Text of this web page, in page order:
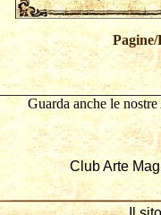
Pagine/
Guarda anche le
Club Arte